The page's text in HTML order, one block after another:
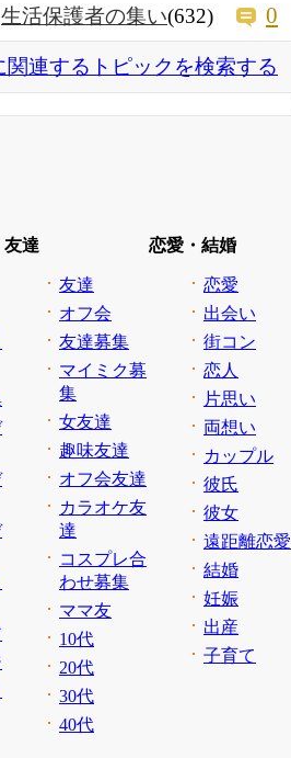
生活保護者の集い(632) 0
関連するトピックを検索する
友達
友達
オフ会
友達募集
マイミク募
集
女友達
趣味友達
オフ会友達
カラオケ友
達
コスプレ合
わせ募集
ママ友
10代
20代
30代
40代
恋愛・結婚
恋愛
出会い
街コン
恋人
片思い
両想い
カップル
彼氏
彼女
遠距離恋愛
結婚
妊娠
出産
子育て